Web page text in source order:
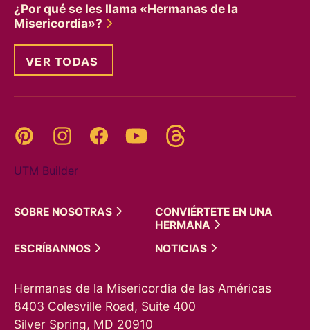
¿Por qué se les llama «Hermanas de la
Misericordia»?
VER TODAS
Pinterest InstagramFacebookYouTube
UTM Builder
SOBRE NOSOTRAS
CONVIÉRTETE EN UNA
HERMANA
ESCRÍBANNOS
NOTICIAS
Hermanas de la Misericordia de las Américas
8403 Colesville Road, Suite 400
Silver Spring, MD 20910